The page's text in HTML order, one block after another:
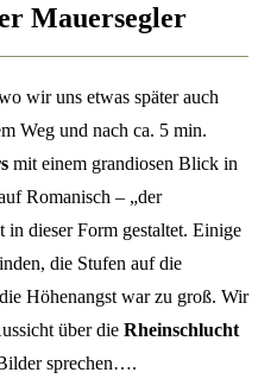
Mauersegler
wir uns etwas später auch
Weg und nach ca. 5 min.
mit einem grandiosen Blick in
Romanisch – „der
in dieser Form gestaltet. Einige
die Stufen auf die
Höhenangst war zu groß. Wir
über die Rheinschlucht
sprechen….